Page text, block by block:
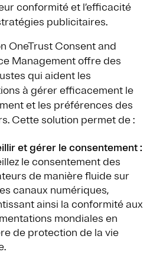
conformité et l’efficacité
publicitaires.
OneTrust Consent and
Management offre des
qui aident les
à gérer efficacement le
et les préférences des
Cette solution permet de :
et gérer le consentement :
le consentement des
de manière fluide sur
canaux numériques,
ainsi la conformité aux
mondiales en
de protection de la vie